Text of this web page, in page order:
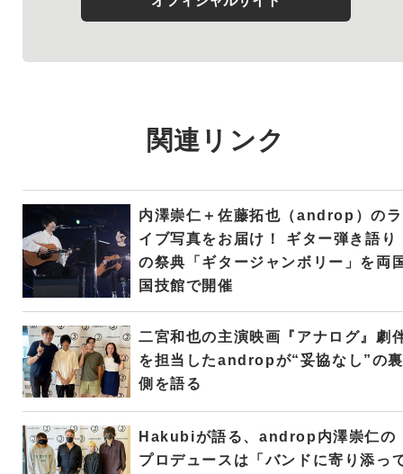
関連リンク
内澤崇仁＋佐藤拓也（androp）のラ
イブ写真をお届け！ ギター弾き語り
の祭典「ギタージャンボリー」を両
国技館で開催
二宮和也の主演映画『アナログ』劇
を担当したandropが“妥協なし”の裏
側を語る
Hakubiが語る、androp内澤崇仁の
プロデュースは「バンドに寄り添っ